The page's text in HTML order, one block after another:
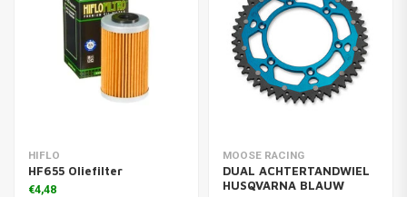
HIFLO
HF655 Oliefilter
€4,48
MOOSE RACING
DUAL ACHTERTANDWIEL
HUSQVARNA BLAUW